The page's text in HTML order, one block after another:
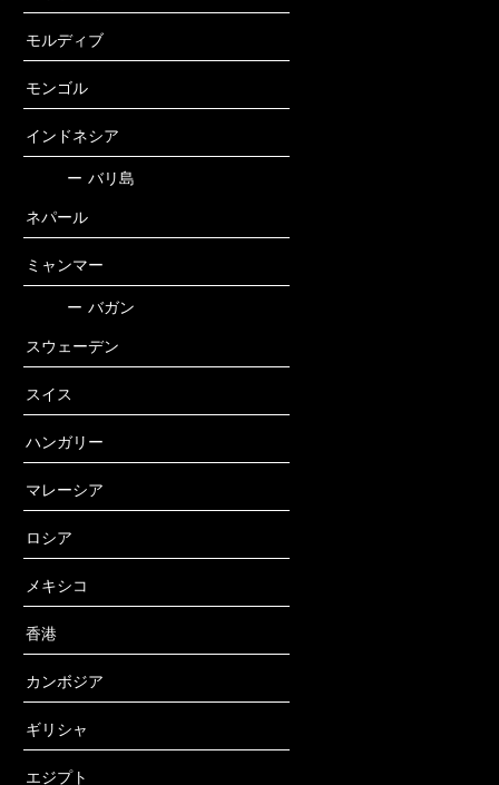
モルディブ
モンゴル
インドネシア
ー バリ島
ネパール
ミャンマー
ー バガン
スウェーデン
スイス
ハンガリー
マレーシア
ロシア
メキシコ
香港
カンボジア
ギリシャ
エジプト